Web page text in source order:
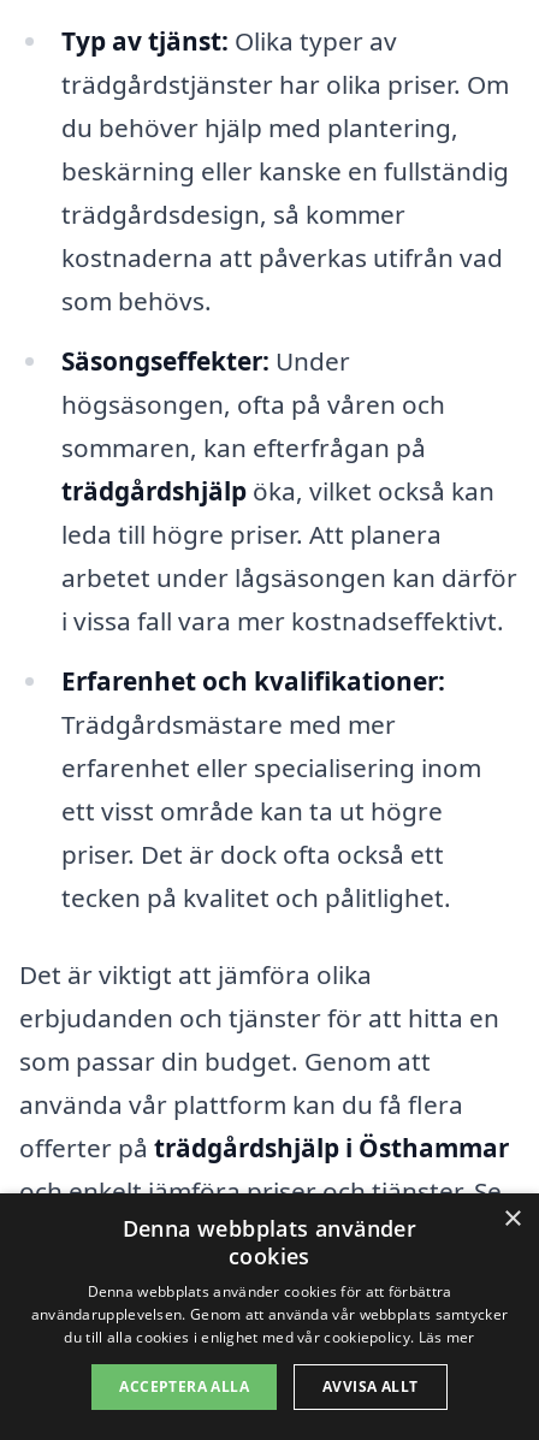
Typ av tjänst: Olika typer av
trädgårdstjänster har olika priser. Om
du behöver hjälp med plantering,
beskärning eller kanske en fullständig
trädgårdsdesign, så kommer
kostnaderna att påverkas utifrån vad
som behövs.
Säsongseffekter: Under
högsäsongen, ofta på våren och
sommaren, kan efterfrågan på
trädgårdshjälpöka, vilket också kan
leda till högre priser. Att planera
arbetet under lågsäsongen kan därför
i vissa fall vara mer kostnadseffektivt.
Erfarenhet och kvalifikationer:
Trädgårdsmästare med mer
erfarenhet eller specialisering inom
ett visst område kan ta ut högre
priser. Det är dock ofta också ett
tecken på kvalitet och pålitlighet.
Det är viktigt att jämföra olika
erbjudanden och tjänster för att hitta en
som passar din budget. Genom att
använda vår plattform kan du få flera
offerter på trädgårdshjälp i Östhammar
och enkelt jämföra priser och tjänster. Se
till att specificera dina behov noggrant så
att du får rätt offerter som speglar det
arbete som verkligen behövs. Det kan
också vara fördelaktigt att läsa
recensioner och rekommendationer från
×
Denna webbplats använder
cookies
Denna webbplats använder cookies för att förbättra
användarupplevelsen. Genom att använda vår webbplats samtycker
du till alla cookies i enlighet med vår cookiepolicy. Läs mer
ACCEPTERA ALLA AVVISA ALLT